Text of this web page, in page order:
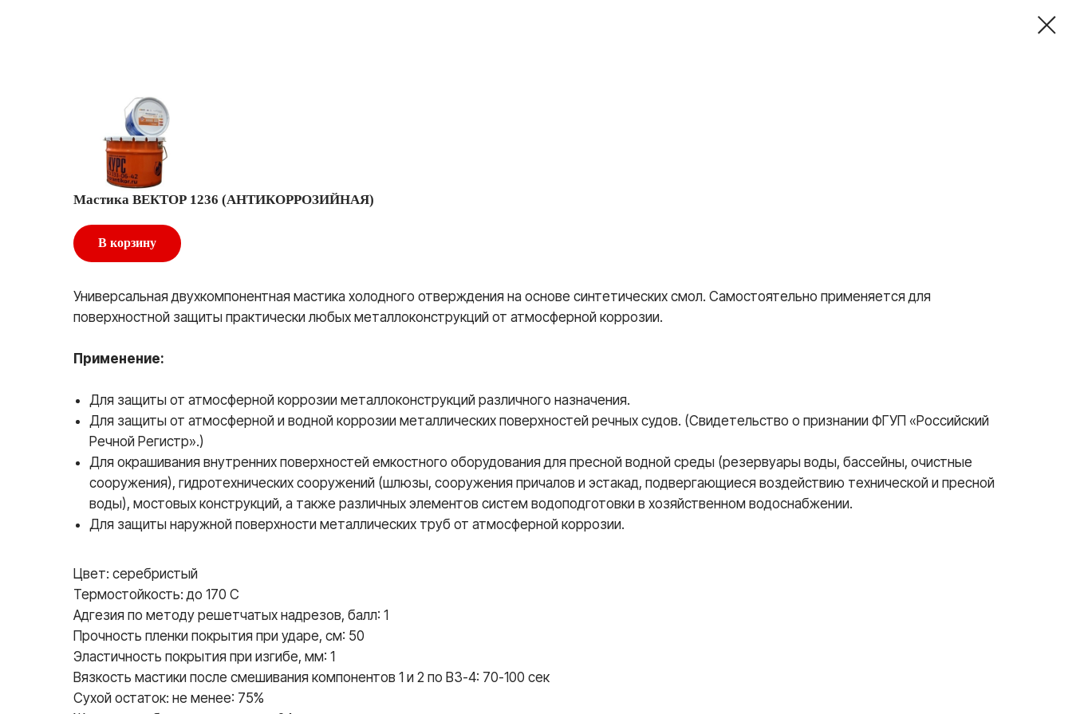
Мастика ВЕКТОР 1236 (АНТИКОРРОЗИЙНАЯ)
В корзину
Универсальная двухкомпонентная мастика холодного отверждения на основе синтетических смол. Самостоятельно применяется для
поверхностной защиты практически любых металлоконструкций от атмосферной коррозии.
Применение:
Для защиты от атмосферной коррозии металлоконструкций различного назначения.
Для защиты от атмосферной и водной коррозии металлических поверхностей речных судов. (Свидетельство о признании ФГУП «Российский
Речной Регистр».)
Для окрашивания внутренних поверхностей емкостного оборудования для пресной водной среды (резервуары воды, бассейны, очистные
сооружения), гидротехнических сооружений (шлюзы, сооружения причалов и эстакад, подвергающиеся воздействию технической и пресной
воды), мостовых конструкций, а также различных элементов систем водоподготовки в хозяйственном водоснабжении.
Для защиты наружной поверхности металлических труб от атмосферной коррозии.
Цвет: серебристый
Термостойкость: до 170 С
Адгезия по методу решетчатых надрезов, балл: 1
Прочность пленки покрытия при ударе, см: 50
Эластичность покрытия при изгибе, мм: 1
Вязкость мастики после смешивания компонентов 1 и 2 по ВЗ-4: 70-100 сек
Сухой остаток: не менее: 75%